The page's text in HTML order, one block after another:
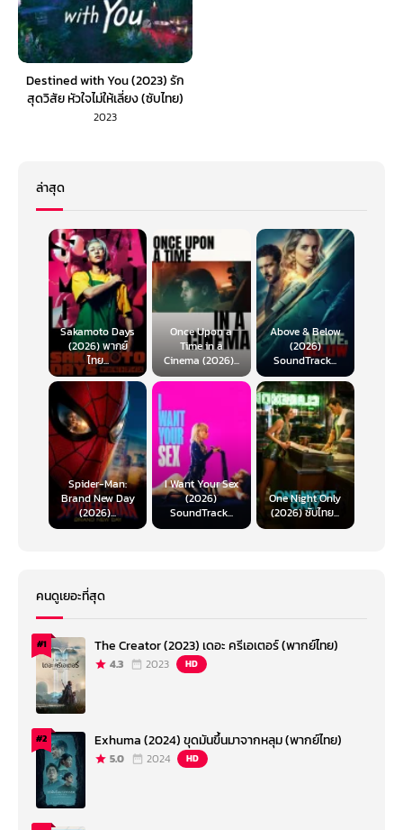
Destined with You (2023) รัก
สุดวิสัย หัวใจไม่ให้เลี่ยง (ซับไทย)
2023
ล่าสุด
Sakamoto Days
(2026) พากย์
ไทย...
Once Upon a
Time in a
Cinema (2026)...
Above & Below
(2026)
SoundTrack...
Spider-Man:
Brand New Day
(2026)...
I Want Your Sex
(2026)
SoundTrack...
One Night Only
(2026) ซับไทย...
คนดูเยอะที่สุด
#1 The Creator (2023) เดอะ ครีเอเตอร์ (พากย์ไทย)
4.3 2023 HD
#2 Exhuma (2024) ขุดมันขึ้นมาจากหลุม (พากย์ไทย)
5.0 2024 HD